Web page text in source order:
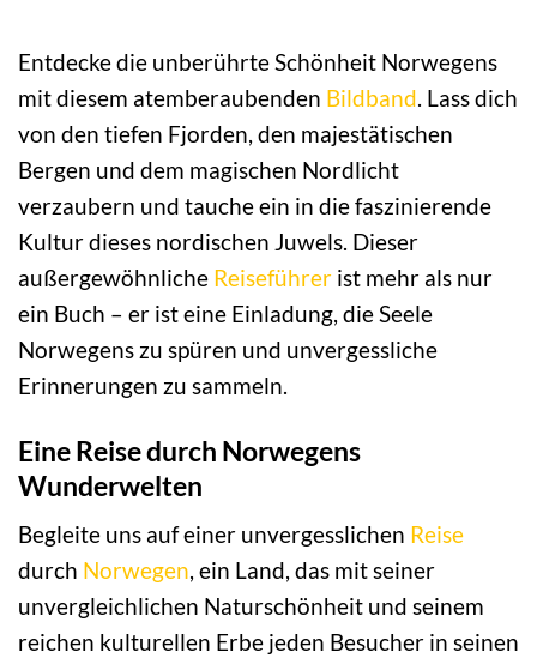
Entdecke die unberührte Schönheit Norwegens
mit diesem atemberaubenden Bildband . Lass dich
von den tiefen Fjorden, den majestätischen
Bergen und dem magischen Nordlicht
verzaubern und tauche ein in die faszinierende
Kultur dieses nordischen Juwels. Dieser
außergewöhnliche Reiseführer ist mehr als nur
ein Buch – er ist eine Einladung, die Seele
Norwegens zu spüren und unvergessliche
Erinnerungen zu sammeln.
Eine Reise durch Norwegens
Wunderwelten
Begleite uns auf einer unvergesslichen Reise
durch Norwegen, ein Land, das mit seiner
unvergleichlichen Naturschönheit und seinem
reichen kulturellen Erbe jeden Besucher in seinen